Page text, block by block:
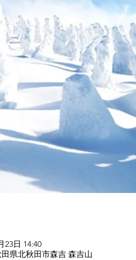
23日 14:40
県北秋田市森吉 森吉山